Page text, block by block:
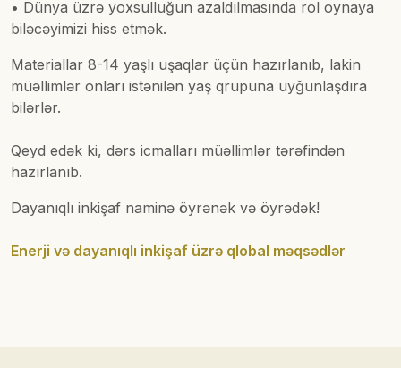
• Dünya üzrə yoxsulluğun azaldılmasında rol oynaya
biləcəyimizi hiss etmək.
Materiallar 8-14 yaşlı uşaqlar üçün hazırlanıb, lakin
müəllimlər onları istənilən yaş qrupuna uyğunlaşdıra
bilərlər.
Qeyd edək ki, dərs icmalları müəllimlər tərəfindən
hazırlanıb.
Dayanıqlı inkişaf naminə öyrənək və öyrədək!
Enerji və dayanıqlı inkişaf üzrə qlobal məqsədlər